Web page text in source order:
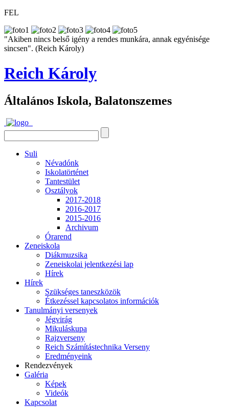
FEL
"Akiben nincs belső igény a rendes munkára, annak egyénisége
sincsen". (Reich Károly)
Reich Károly
Általános Iskola, Balatonszemes
Suli
Névadónk
Iskolatörténet
Tantestület
Osztályok
2017-2018
2016-2017
2015-2016
Archivum
Órarend
Zeneiskola
Diákmuzsika
Zeneiskolai jelentkezési lap
Hírek
Hírek
Szükséges taneszközök
Étkezéssel kapcsolatos információk
Tanulmányi versenyek
Jégvirág
Mikuláskupa
Rajzverseny
Reich Számítástechnika Verseny
Eredményeink
Rendezvények
Galéria
Képek
Videók
Kapcsolat